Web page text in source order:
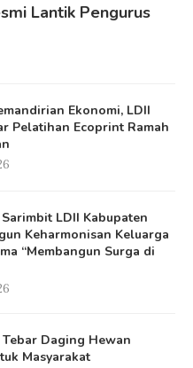
Lantik Pengurus
Ekonomi, LDII
Pelatihan Ecoprint Ramah
LDII Kabupaten
Keharmonisan Keluarga
“Membangun Surga di
Tebar Daging Hewan
Masyarakat